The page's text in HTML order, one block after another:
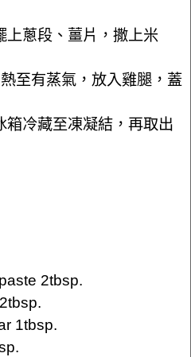
上蔥段、薑片，撒上米
至有蒸氣，放入雞腿，蓋
箱冷藏至凍凝結，再取出
2tbsp.
1tbsp.